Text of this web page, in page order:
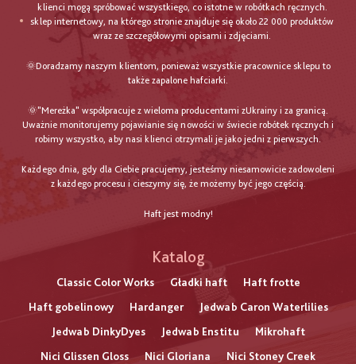
klienci mogą spróbować wszystkiego, co istotne w robótkach ręcznych.
sklep internetowy, na którego stronie znajduje się około 22 000 produktów
wraz ze szczegółowymi opisami i zdjęciami.
🌞Doradzamy naszym klientom, ponieważ wszystkie pracownice sklepu to
także zapalone hafciarki.
🌞"Mereżka" współpracuje z wieloma producentami zUkrainy i za granicą.
Uważnie monitorujemy pojawianie się nowości w świecie robótek ręcznych i
robimy wszystko, aby nasi klienci otrzymali je jako jedni z pierwszych.
Każdego dnia, gdy dla Ciebie pracujemy, jesteśmy niesamowicie zadowoleni
z każdego procesu i cieszymy się, że możemy być jego częścią.
Haft jest modny!
Katalog
Classic Color Works Gładki haft
Haft frotte
Haft gobelinowy
Hardanger
Jedwab Caron Waterlilies
Jedwab DinkyDyes
Jedwab Enstitu
Mikrohaft
Nici Glissen Gloss
Nici Gloriana
Nici Stoney Creek